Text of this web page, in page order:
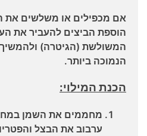
אם מכפילים או משלשים את
הוספת הביצים להעביר את
המשולשת (הגיטרה)
הנמוכה ביותר.
הכנת המילוי:
מחממים את השמן
ערבוב את הבצל